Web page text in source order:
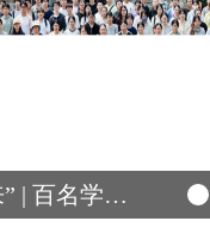
“长聚英才·丰创未来” | 百名学子共赴…